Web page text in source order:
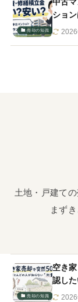
売却の知識
中古
ショ
土地・戸建て
まず
売却の知識
空き
認し